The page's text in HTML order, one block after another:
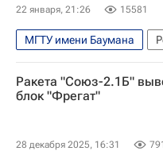
22 января, 21:26 15581
МГТУ имени Баумана
Общество
Московский авиационный
Ракета "Союз-2.1Б"
блок "Фрегат"
28 декабря 2025, 16:31